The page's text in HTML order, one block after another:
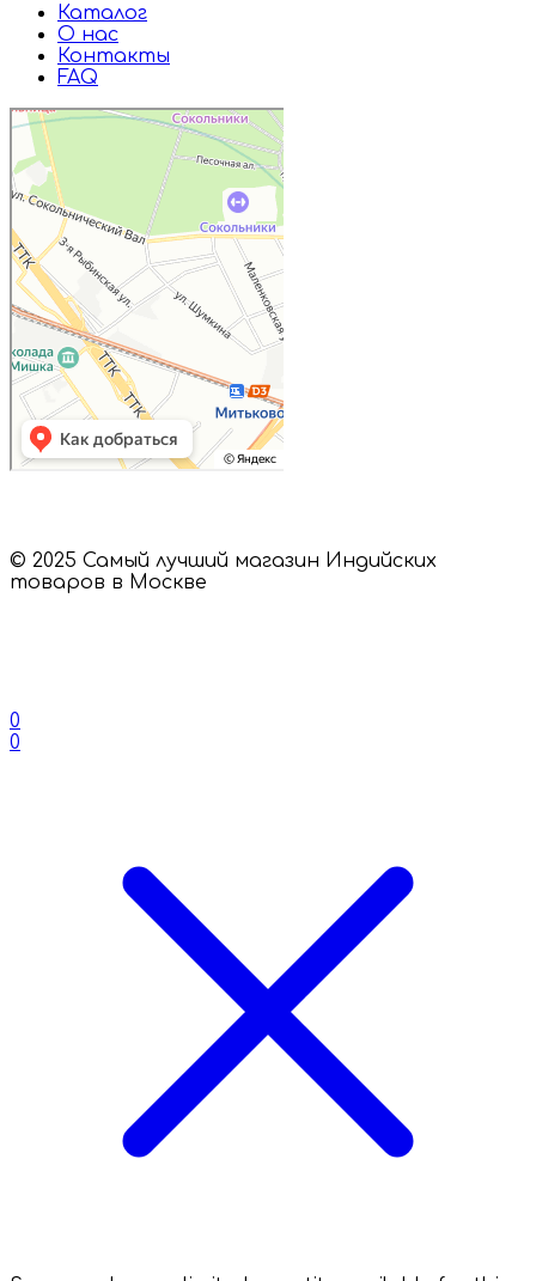
Каталог
О нас
Контакты
FAQ
Дружба
Пищевые ингредиенты и специи в
Москве
Магазин подарков и сувениров в
Москве
© 2025 Самый лучший магазин Индийских
товаров в Москве
0
0